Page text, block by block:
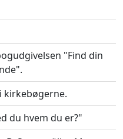
"Find din
kirkebøgerne.
du hvem du er?"